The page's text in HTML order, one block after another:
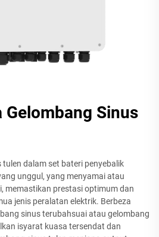
Gelombang Sinus
dalam set bateri penyebalik
unggul, yang menyamai atau
memastikan prestasi optimum dan
jenis peralatan elektrik. Berbeza
sinus terubahsuai atau gelombang
isyarat kuasa tersendat dan